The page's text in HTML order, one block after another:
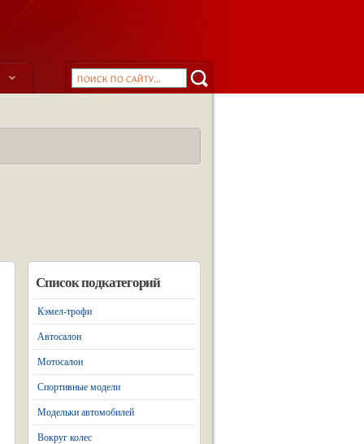
Список подкатегорий
Кэмел-трофи
Автосалон
Мотосалон
Спортивные модели
Модельки автомобилей
Вокруг колес